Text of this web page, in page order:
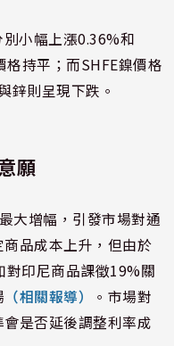
小幅上漲0.36%和
持平；而SHFE鎳價格
鋅則呈現下跌。
願
大增幅，引發市場對通
品成本上升，但由於
印尼商品課徵19%關
（相關報導）
。市場對
是否延後調整利率成